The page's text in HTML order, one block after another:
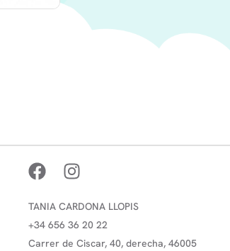
TANIA CARDONA LLOPIS
+34 656 36 20 22
Carrer de Ciscar, 40, derecha, 46005